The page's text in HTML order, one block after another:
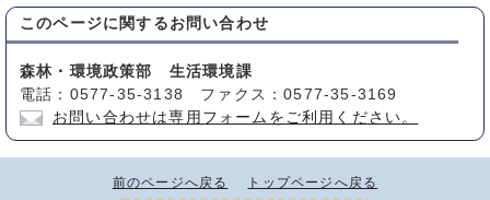
このページに関する お問い合わせ
森林・環境政策部 生活環境課
電話：0577-35-3138 ファクス：0577-35-3169
お問い合わせは専用フォームをご利用ください。
前のページへ戻る トップページへ戻る